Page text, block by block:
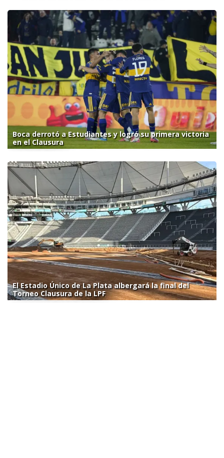
Boca derrotó a Estudiantes y logró su primera victoria
en el Clausura
El Estadio Único de La Plata albergará la final del
Torneo Clausura de la LPF